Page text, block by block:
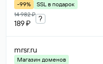
-99%
SSL в подарок
14 982 ₽
189 ₽
?
mrsr.ru
Магазин доменов